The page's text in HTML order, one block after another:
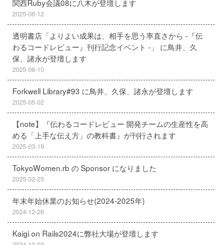
関西Ruby会議08に八木が登壇します
2025-06-12
透明書店「よりよい成果は、相手を思う率直さから -『伝
わるコードレビュー』刊行記念イベント -」 に鳥井、久
保、諸永が登壇します
2025-06-10
Forkwell Library#93 に鳥井、久保、諸永が登壇します
2025-05-02
【note】『伝わるコードレビュー 開発チームの生産性を高
める「上手な伝え方」の教科書』が刊行されます
2025-03-19
TokyoWomen.rb の Sponsor になりました
2025-02-25
年末年始休業のお知らせ(2024-2025年)
2024-12-26
Kaigi on Rails2024に弊社大場が登壇します